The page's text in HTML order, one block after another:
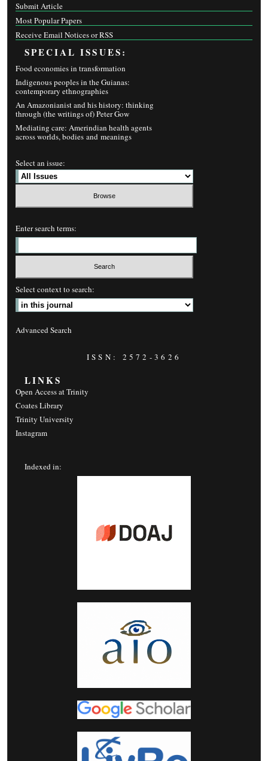
Submit Article
Most Popular Papers
Receive Email Notices or RSS
SPECIAL ISSUES:
Food economies in transformation
Indigenous peoples in the Guianas:
contemporary ethnographies
An Amazonianist and his history: thinking
through (the writings of) Peter Gow
Mediating care: Amerindian health agents
across worlds, bodies and meanings
Select an issue:
Enter search terms:
Select context to search:
Advanced Search
ISSN: 2572-3626
LINKS
Open Access at Trinity
Coates Library
Trinity University
Instagram
Indexed in: